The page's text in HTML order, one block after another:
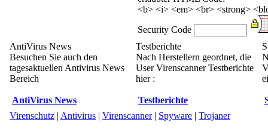
<b> <i> <em> <br> <strong>
Security Code
AntiVirus News
Besuchen Sie auch den
tagesaktuellen Antivirus News
Bereich
AntiVirus News
Testberichte
Nach Herstellern geordnet, die
User Virenscanner Testberichte
hier :
Testberichte
Virenschutz | Antivirus | Virenscanner| Spyware | Trojaner